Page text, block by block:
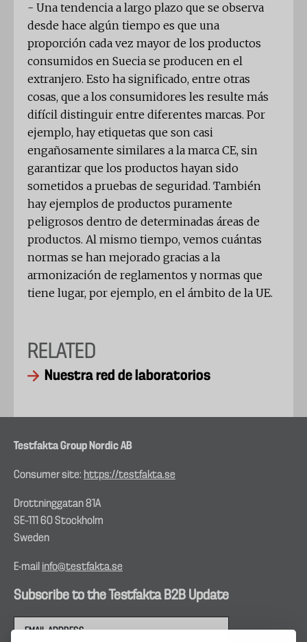
- Una tendencia a largo plazo que se observa
desde hace algún tiempo es que una
proporción cada vez mayor de los productos
consumidos en Suecia se producen en el
extranjero. Esto ha significado, entre otras
cosas, que a los consumidores les resulte más
difícil distinguir entre diferentes marcas. Por
ejemplo, hay etiquetas que son casi
engañosamente similares a la marca CE, sin
garantizar que los productos hayan sido
sometidos a pruebas de seguridad. También
hay ejemplos de productos puramente
peligrosos dentro de determinadas áreas de
productos. Al mismo tiempo, vemos cuántas
normas se han mejorado gracias a la
armonización de reglamentos y normas que
tiene lugar, por ejemplo, en el ámbito de la UE.
RELATED
Nuestra red de laboratorios
Testfakta Group Nordic AB
Consumer site: https://testfakta.se
Drottninggatan 81A
SE–111 60 Stockholm
Sweden
E-mail info@testfakta.se
Subscribe to the Testfakta B2B Update